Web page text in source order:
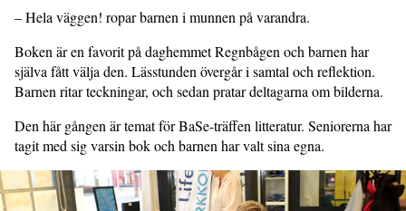
– Hela väggen! ropar barnen i munnen på varandra.
Boken är en favorit på daghemmet Regnbågen och barnen har
själva fått välja den. Lässtunden övergår i samtal och reflektion.
Barnen ritar teckningar, och sedan pratar deltagarna om bilderna.
Den här gången är temat för BaSe-träffen litteratur. Seniorerna har
tagit med sig varsin bok och barnen har valt sina egna.